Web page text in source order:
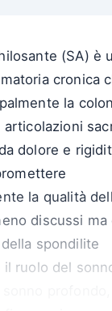
(SA) è
cronica
la
dolore e
la qualità
discussi ma
spondilite
il ruolo del